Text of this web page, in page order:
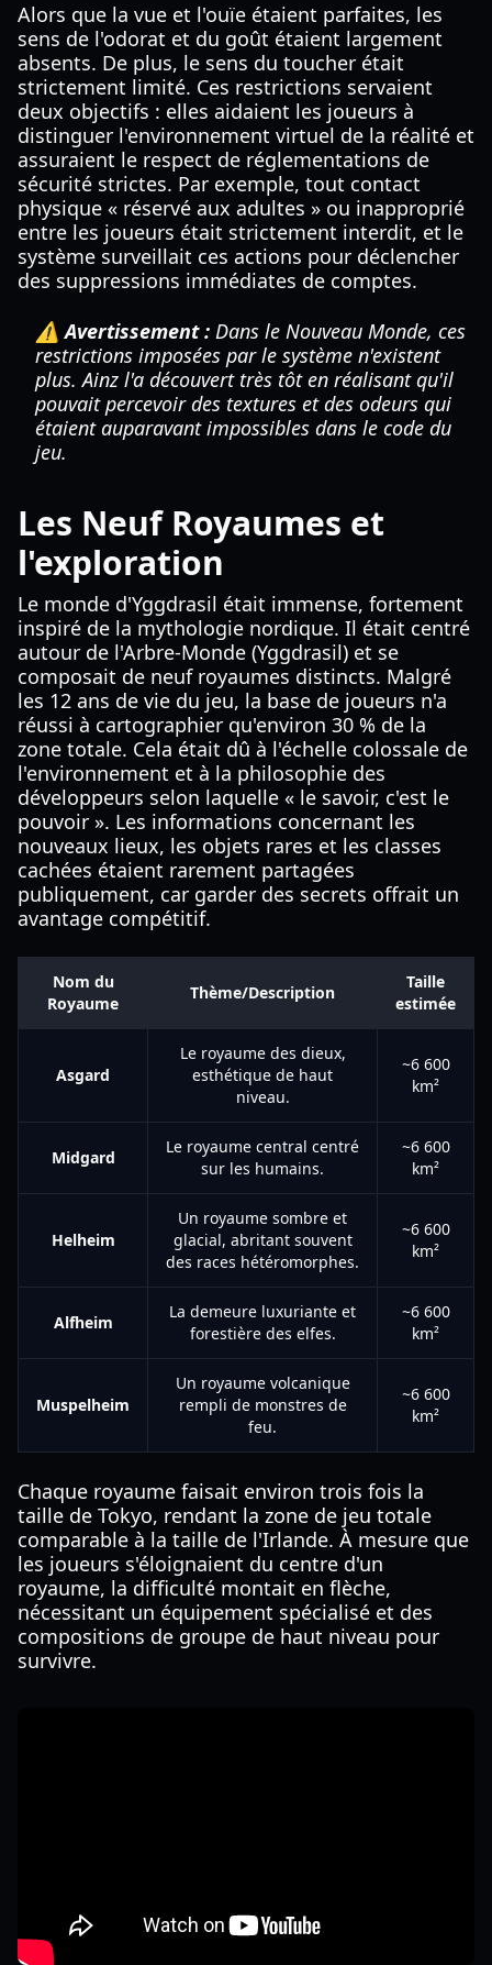
Alors que la vue et l'ouïe étaient parfaites, les
sens de l'odorat et du goût étaient largement
absents. De plus, le sens du toucher était
strictement limité. Ces restrictions servaient
deux objectifs : elles aidaient les joueurs à
distinguer l'environnement virtuel de la réalité et
assuraient le respect de réglementations de
sécurité strictes. Par exemple, tout contact
physique « réservé aux adultes » ou inapproprié
entre les joueurs était strictement interdit, et le
système surveillait ces actions pour déclencher
des suppressions immédiates de comptes.
⚠️ Avertissement : Dans le Nouveau Monde, ces
restrictions imposées par le système n'existent
plus. Ainz l'a découvert très tôt en réalisant qu'il
pouvait percevoir des textures et des odeurs qui
étaient auparavant impossibles dans le code du
jeu.
Les Neuf Royaumes et
l'exploration
Le monde d'Yggdrasil était immense, fortement
inspiré de la mythologie nordique. Il était centré
autour de l'Arbre-Monde (Yggdrasil) et se
composait de neuf royaumes distincts. Malgré
les 12 ans de vie du jeu, la base de joueurs n'a
réussi à cartographier qu'environ 30 % de la
zone totale. Cela était dû à l'échelle colossale de
l'environnement et à la philosophie des
développeurs selon laquelle « le savoir, c'est le
pouvoir ». Les informations concernant les
nouveaux lieux, les objets rares et les classes
cachées étaient rarement partagées
publiquement, car garder des secrets offrait un
avantage compétitif.
Nom du
Royaume
Thème/Description
Taille
estimée
Asgard
Le royaume des dieux,
esthétique de haut
niveau.
~6 600
km²
Midgard
Le royaume central centré
sur les humains.
~6 600
km²
Helheim
Un royaume sombre et
glacial, abritant souvent
des races hétéromorphes.
~6 600
km²
Alfheim
La demeure luxuriante et
forestière des elfes.
~6 600
km²
Muspelheim
Un royaume volcanique
rempli de monstres de
feu.
~6 600
km²
Chaque royaume faisait environ trois fois la
taille de Tokyo, rendant la zone de jeu totale
comparable à la taille de l'Irlande. À mesure que
les joueurs s'éloignaient du centre d'un
royaume, la difficulté montait en flèche,
nécessitant un équipement spécialisé et des
compositions de groupe de haut niveau pour
survivre.